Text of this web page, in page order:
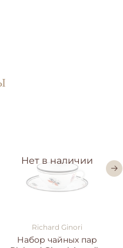
Нет в наличии
Richard Ginori
Набор чайных пар